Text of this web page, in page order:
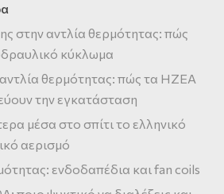
στην αντλία θερμότητας: πώς
κύκλωμα
θερμότητας: πώς τα HZEA
την εγκατάσταση
μέσα στο σπίτι το ελληνικό
αερισμό
ενδοδαπέδια και fan coils